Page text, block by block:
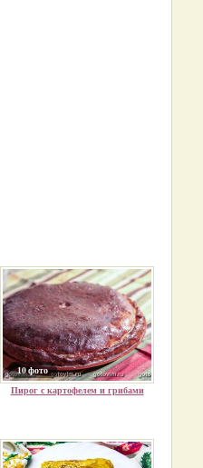
10 фото
Пирог с картофелем и грибами